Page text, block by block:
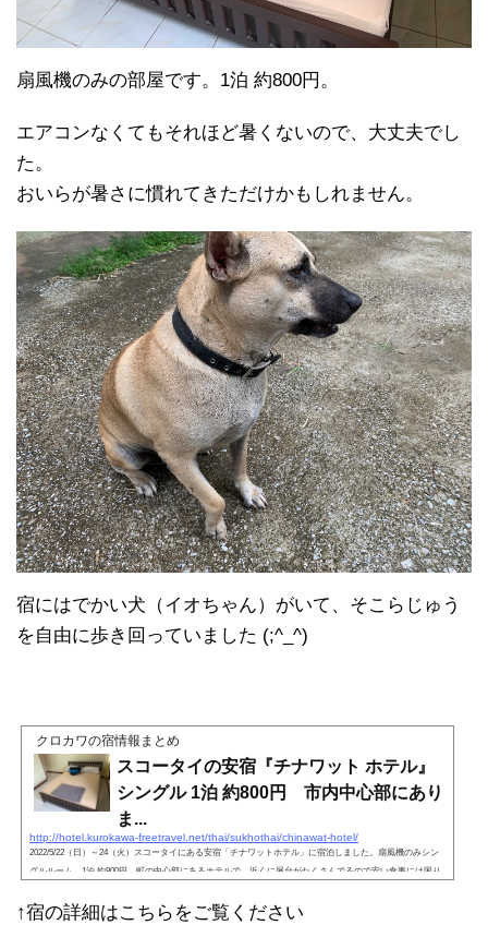
扇風機のみの部屋です。1泊 約800円。
エアコンなくてもそれほど暑くないので、大丈夫でし
た。
おいらが暑さに慣れてきただけかもしれません。
宿にはでかい犬（イオちゃん）がいて、そこらじゅう
を自由に歩き回っていました (;^_^)
クロカワの宿情報まとめ
スコータイの安宿『チナワット ホテル』
シングル 1泊 約800円 市内中心部にあり
ま...
http://hotel.kurokawa-freetravel.net/thai/sukhothai/chinawat-hotel/
2022/5/22（日）～24（火）スコータイにある安宿「チナワットホテル」に宿泊しました。扇風機のみシン
グルルーム、1泊 約800円。町の中心部にあるホテルで、近くに屋台がたくさんでるので安い食事には困り
↑宿の詳細はこちらをご覧ください